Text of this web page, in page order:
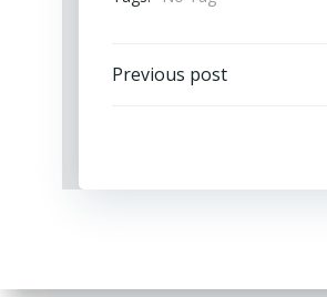
Navigation
l’article
Previous post